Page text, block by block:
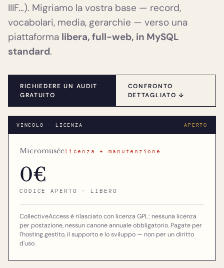
IIIF…). Migriamo la vostra base — record,
vocabolari, media, gerarchie — verso una
piattaforma libera, full-web, in MySQL
standard.
RICHIEDERE UN AUDIT
GRATUITO
CONFRONTO
DETTAGLIATO ↓
VINCOLO · LICENZA APERTO
Micromuséelicenza + manutenzione
0€
CODICE APERTO · LIBERO
CollectiveAccess è rilasciato con licenza GPL: nessuna licenza
per postazione, nessun canone annuale obbligatorio. Pagate per
l'hosting gestito, il supporto e lo sviluppo — non per un diritto
d'uso.